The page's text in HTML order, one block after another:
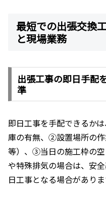
最短での出張交換
と現場業務
出張工事の即日手配
準
即日工事を手配できるか
庫の有無、②設置場所の
等）、③当日の施工枠の
や特殊排気の場合は、安
日工事となる場合がありま